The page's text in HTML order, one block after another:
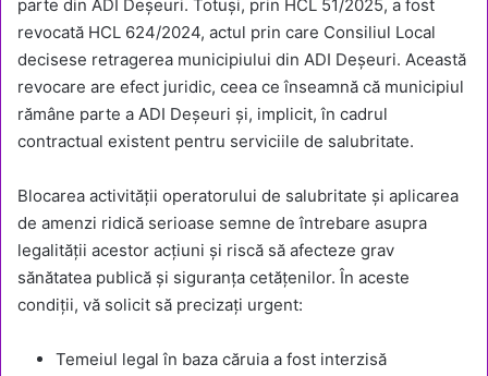
parte din ADI Deșeuri. Totuși, prin HCL 51/2025, a fost
revocată HCL 624/2024, actul prin care Consiliul Local
decisese retragerea municipiului din ADI Deșeuri. Această
revocare are efect juridic, ceea ce înseamnă că municipiul
rămâne parte a ADI Deșeuri și, implicit, în cadrul
contractual existent pentru serviciile de salubritate.
Blocarea activității operatorului de salubritate și aplicarea
de amenzi ridică serioase semne de întrebare asupra
legalității acestor acțiuni și riscă să afecteze grav
sănătatea publică și siguranța cetățenilor. În aceste
condiții, vă solicit să precizați urgent:
Temeiul legal în baza căruia a fost interzisă